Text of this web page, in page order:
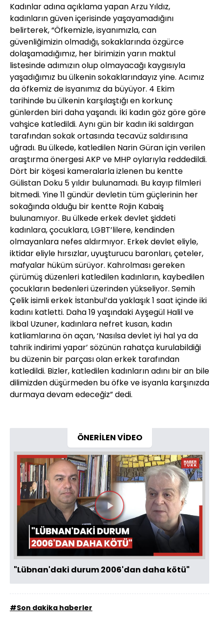
Kadınlar adına açıklama yapan Arzu Yıldız,
kadınların güven içerisinde yaşayamadığını
belirterek, “Öfkemizle, isyanımızla, can
güvenliğimizin olmadığı, sokaklarında özgürce
dolaşamadığımız, her birimizin yarın maktul
listesinde adımızın olup olmayacağı kaygısıyla
yaşadığımız bu ülkenin sokaklarındayız yine. Acımız
da öfkemiz de isyanımız da büyüyor. 4 Ekim
tarihinde bu ülkenin karşılaştığı en korkunç
günlerden biri daha yaşandı. İki kadın göz göre göre
vahşice katledildi. Aynı gün bir kadın iki saldırgan
tarafından sokak ortasında tecavüz saldırısına
uğradı. Bu ülkede, katledilen Narin Güran için verilen
araştırma önergesi AKP ve MHP oylarıyla reddedildi.
Dört bir köşesi kameralarla izlenen bu kentte
Gülistan Doku 5 yıldır bulunamadı. Bu kayıp filmleri
bitmedi. Yine 11 gündür devletin tüm güçlerinin her
sokağında olduğu bir kentte Rojin Kabaiş
bulunamıyor. Bu ülkede erkek devlet şiddeti
kadınlara, çocuklara, LGBT’lilere, kendinden
olmayanlara nefes aldırmıyor. Erkek devlet eliyle,
iktidar eliyle hırsızlar, uyuşturucu baronları, çeteler,
mafyalar hüküm sürüyor. Kahrolması gereken
çürümüş düzenleri katledilen kadınların, kaybedilen
çocukların bedenleri üzerinden yükseliyor. Semih
Çelik isimli erkek İstanbul’da yaklaşık 1 saat içinde iki
kadını katletti. Daha 19 yaşındaki Ayşegül Halil ve
İkbal Uzuner, kadınlara nefret kusan, kadın
katliamlarına ön açan, ‘Nasılsa devlet iyi hal ya da
tahrik indirimi yapar’ sözünün rahatça kurulabildiği
bu düzenin bir parçası olan erkek tarafından
katledildi. Bizler, katledilen kadınların adını bir an bile
dilimizden düşürmeden bu öfke ve isyanla karşınızda
durmaya devam edeceğiz” dedi.
ÖNERİLEN VİDEO
Videoyu
Oynat
"Lübnan'daki durum 2006'dan daha kötü"
#Son dakika haberler